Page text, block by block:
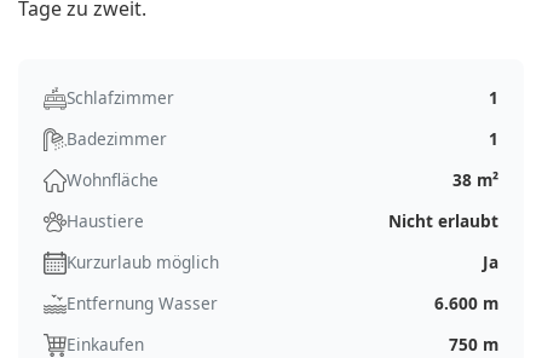
Tage zu zweit.
Schlafzimmer
1
Badezimmer
1
Wohnfläche
38 m²
Haustiere
Nicht erlaubt
Kurzurlaub möglich
Ja
Entfernung Wasser
6.600 m
Einkaufen
750 m